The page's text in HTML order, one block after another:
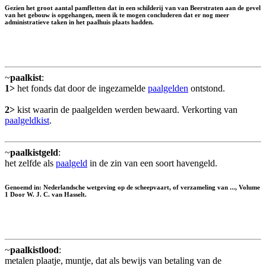
Gezien het groot aantal pamfletten dat in een schilderij van van Beerstraten aan de gevel
van het gebouw is opgehangen, meen ik te mogen concluderen dat er nog meer
administratieve taken in het paalhuis plaats hadden.
~paalkist:
1> het fonds dat door de ingezamelde paalgelden ontstond.
2> kist waarin de paalgelden werden bewaard. Verkorting van
paalgeldkist.
~paalkistgeld:
het zelfde als paalgeld in de zin van een soort havengeld.
Genoemd in: Nederlandsche wetgeving op de scheepvaart, of verzameling van ..., Volume
1 Door W. J. C. van Hasselt.
~paalkistlood:
metalen plaatje, muntje, dat als bewijs van betaling van de